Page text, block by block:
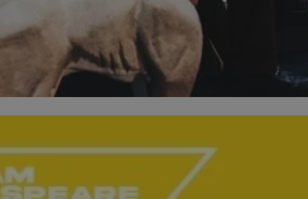
Niezbędne Targetowanie
Niezbędne pliki cookie umożliwiają korzystanie z podstawowych funkcji strony internetowej,
zarządzanie kontem. Bez niezbędnych plików cookie nie można prawidłowo korzystać ze strony
Provider/
Okres
przechowywania